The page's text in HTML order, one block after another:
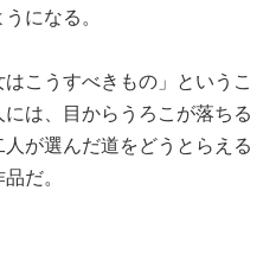
になる。
こうすべきもの」というこ
は、目からうろこが落ちる
が選んだ道をどうとらえる
だ。